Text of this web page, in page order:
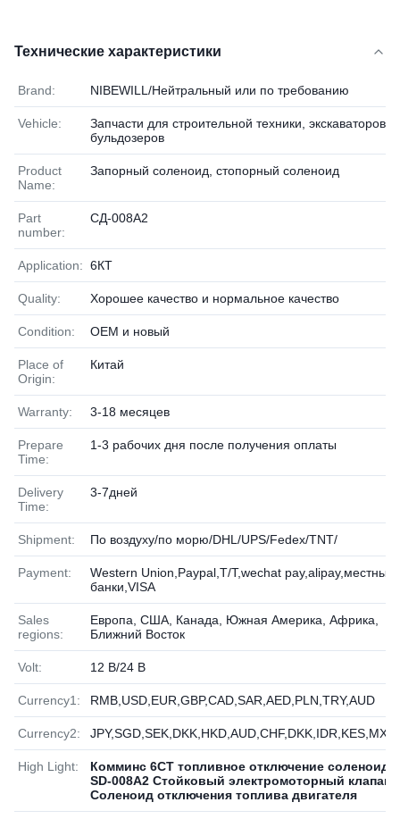
Технические характеристики
Brand: NIBEWILL/Нейтральный или по требованию
Vehicle:
Запчасти для строительной техники, экскаваторов и
бульдозеров
Product
Name:
Запорный соленоид, стопорный соленоид
Part
number:
СД-008А2
Application: 6КТ
Quality: Хорошее качество и нормальное качество
Condition: OEM и новый
Place of
Origin:
Китай
Warranty: 3-18 месяцев
Prepare
Time:
1-3 рабочих дня после получения оплаты
Delivery
Time:
3-7дней
Shipment: По воздуху/по морю/DHL/UPS/Fedex/TNT/
Payment:
Western Union,Paypal,T/T,wechat pay,alipay,местные
банки,VISA
Sales
regions:
Европа, США, Канада, Южная Америка, Африка,
Ближний Восток
Volt: 12 В/24 В
Currency1: RMB,USD,EUR,GBP,CAD,SAR,AED,PLN,TRY,AUD
Currency2:
High Light: Комминс 6CT топливное отключение соленоид
SD-008A2 Стойковый электромоторный клапан
Соленоид отключения топлива двигателя